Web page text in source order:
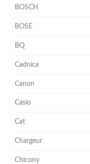
BOSCH
BOSE
BQ
Cadnica
Canon
Casio
Cat
Chargeur
Chicony